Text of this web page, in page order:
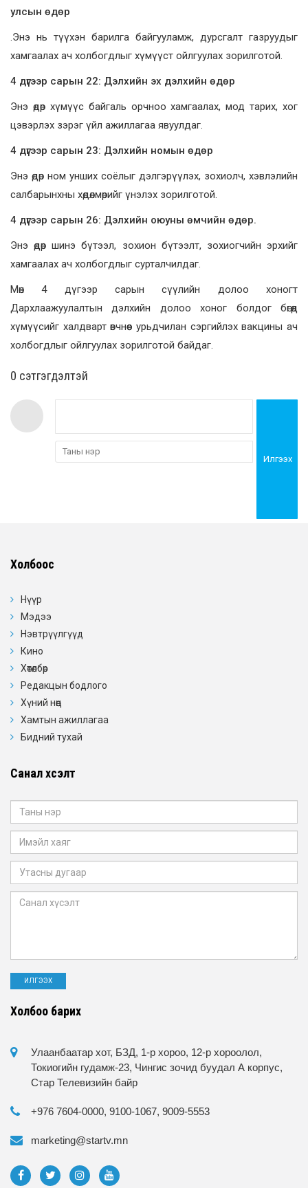
улсын өдөр
.Энэ нь түүхэн барилга байгууламж, дурсгалт газруудыг
хамгаалах ач холбогдлыг хүмүүст ойлгуулах зорилготой.
4 дүгээр сарын 22: Дэлхийн эх дэлхийн өдөр
Энэ өдөр хүмүүс байгаль орчноо хамгаалах, мод тарих, хог
цэвэрлэх зэрэг үйл ажиллагаа явуулдаг.
4 дүгээр сарын 23: Дэлхийн номын өдөр
Энэ өдөр ном унших соёлыг дэлгэрүүлэх, зохиолч, хэвлэлийн
салбарынхны хөдөлмөрийг үнэлэх зорилготой.
4 дүгээр сарын 26: Дэлхийн оюуны өмчийн өдөр.
Энэ өдөр шинэ бүтээл, зохион бүтээлт, зохиогчийн эрхийг
хамгаалах ач холбогдлыг сурталчилдаг.
Мөн 4 дүгээр сарын сүүлийн долоо хоногт
Дархлаажуулалтын дэлхийн долоо хоног болдог бөгөөд
хүмүүсийг халдварт өвчнөөс урьдчилан сэргийлэх вакцины ач
холбогдлыг ойлгуулах зорилготой байдаг.
0 cэтгэгдэлтэй
Илгээх
Холбоос
Нүүр
Мэдээ
Нэвтрүүлгүүд
Кино
Хөтөлбөр
Редакцын бодлого
Хүний нөөц
Хамтын ажиллагаа
Бидний тухай
Санал хүсэлт
Холбоо барих
Улаанбаатар хот, БЗД, 1-р хороо, 12-р хороолол,
Токиогийн гудамж-23, Чингис зочид буудал А корпус,
Стар Телевизийн байр
+976 7604-0000, 9100-1067, 9009-5553
marketing@startv.mn